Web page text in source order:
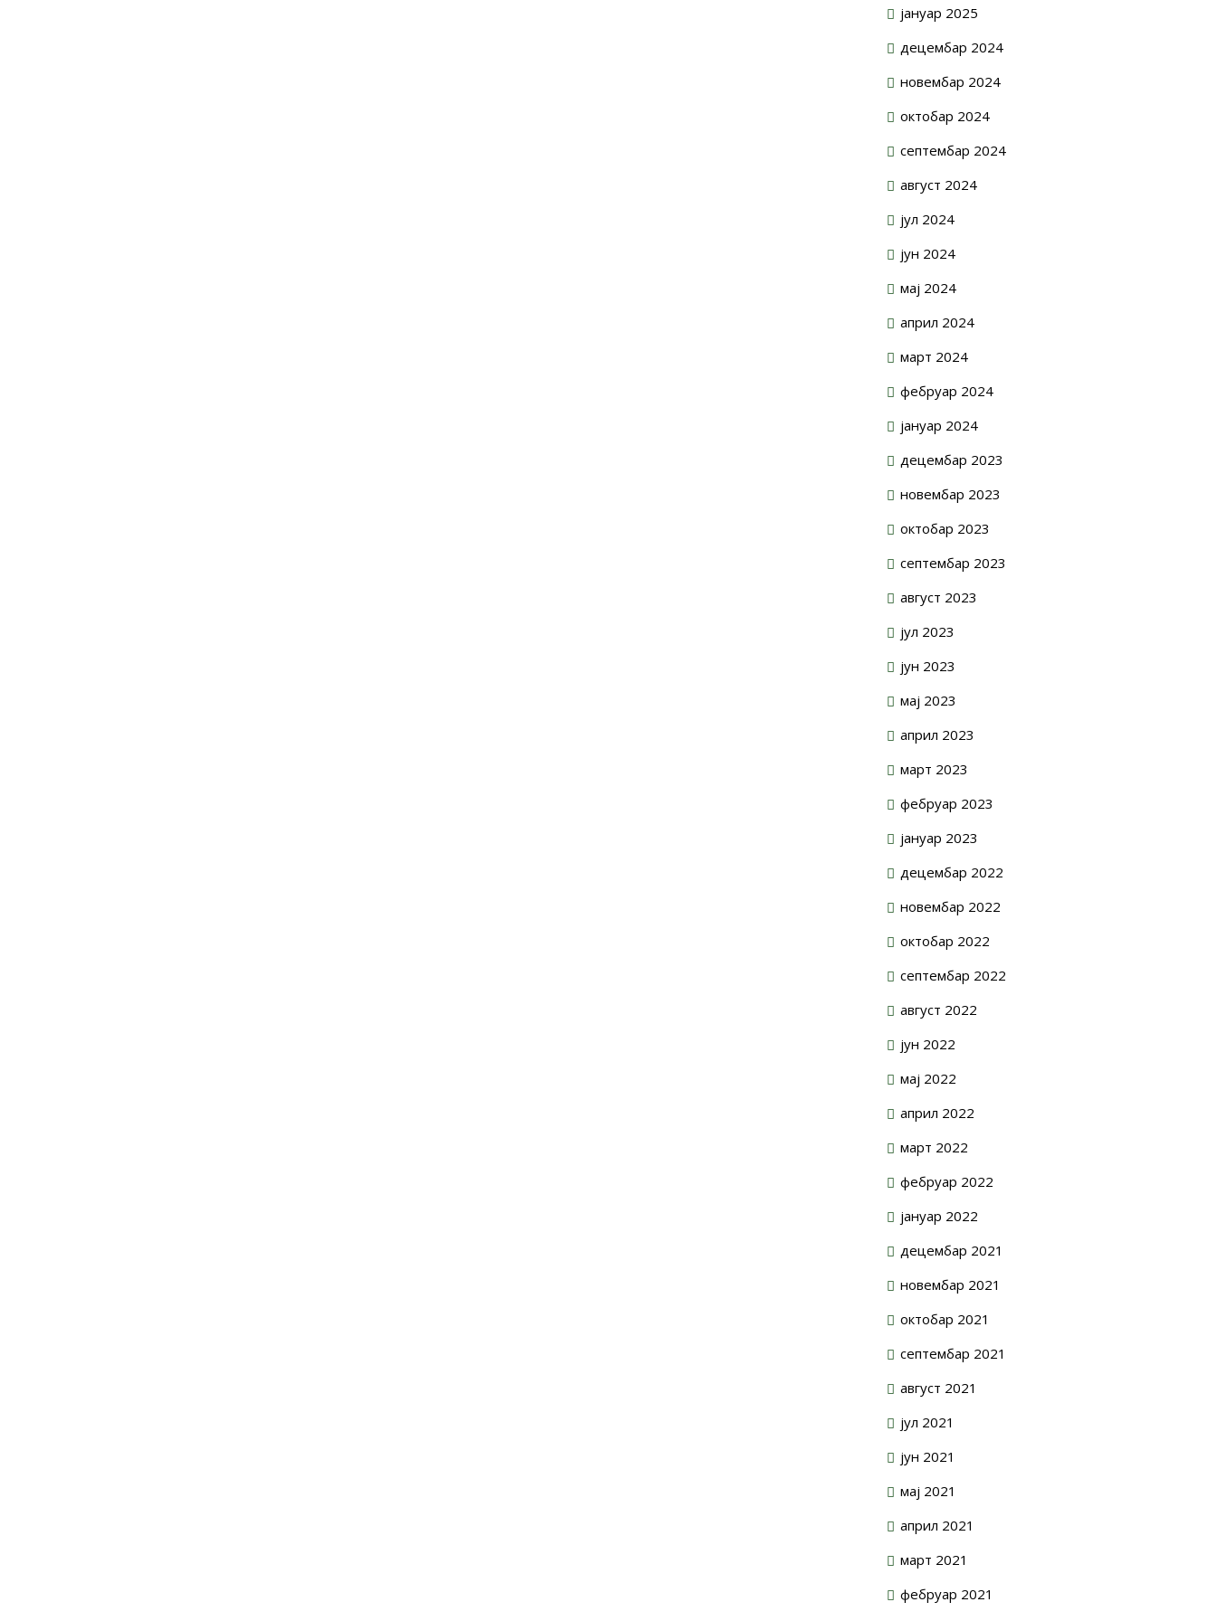
јануар 2025
децембар 2024
новембар 2024
октобар 2024
септембар 2024
август 2024
јул 2024
јун 2024
мај 2024
април 2024
март 2024
фебруар 2024
јануар 2024
децембар 2023
новембар 2023
октобар 2023
септембар 2023
август 2023
јул 2023
јун 2023
мај 2023
април 2023
март 2023
фебруар 2023
јануар 2023
децембар 2022
новембар 2022
октобар 2022
септембар 2022
август 2022
јун 2022
мај 2022
април 2022
март 2022
фебруар 2022
јануар 2022
децембар 2021
новембар 2021
октобар 2021
септембар 2021
август 2021
јул 2021
јун 2021
мај 2021
април 2021
март 2021
фебруар 2021